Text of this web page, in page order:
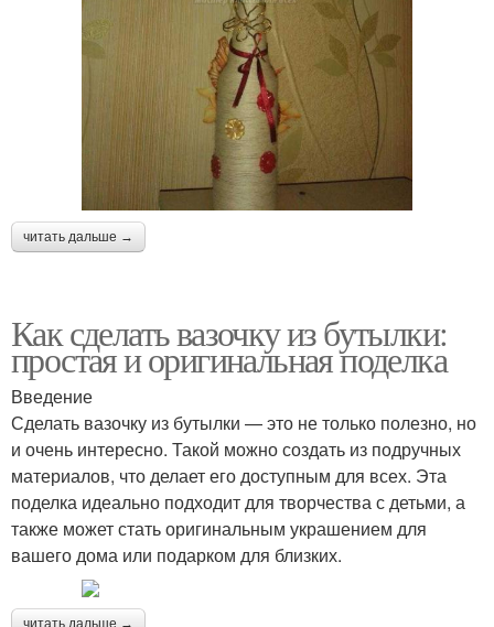
читать дальше →
Как сделать вазочку из бутылки:
простая и оригинальная поделка
Введение
Сделать вазочку из бутылки — это не только полезно, но
и очень интересно. Такой можно создать из подручных
материалов, что делает его доступным для всех. Эта
поделка идеально подходит для творчества с детьми, а
также может стать оригинальным украшением для
вашего дома или подарком для близких.
читать дальше →